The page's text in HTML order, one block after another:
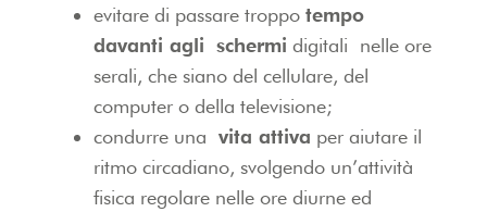
evitare di passare troppo tempo
davanti agli schermi digitali nelle ore
serali, che siano del cellulare, del
computer o della televisione;
condurre una vita attiva per aiutare il
ritmo circadiano, svolgendo un’attività
fisica regolare nelle ore diurne ed